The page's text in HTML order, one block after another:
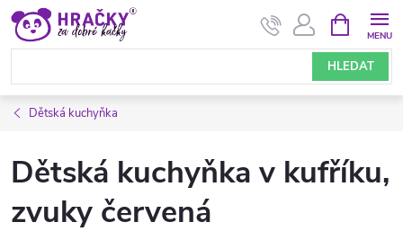
Přejít
obsah
HLEDAT
NÁKUPNÍ
KOŠÍK
Dětská kuchyňka
Dětská kuchyňka v kufříku,
zvuky červená